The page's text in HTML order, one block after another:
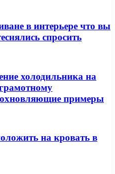
в интерьере что вы
спросить
холодильника на
примеры
на кровать в